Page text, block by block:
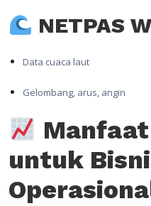
NETPAS
Data cuaca laut
Gelombang, arus, angin
Manfaat
untuk